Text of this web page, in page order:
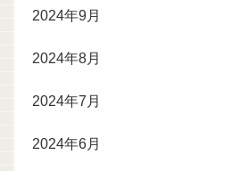
2024年9月
2024年8月
2024年7月
2024年6月